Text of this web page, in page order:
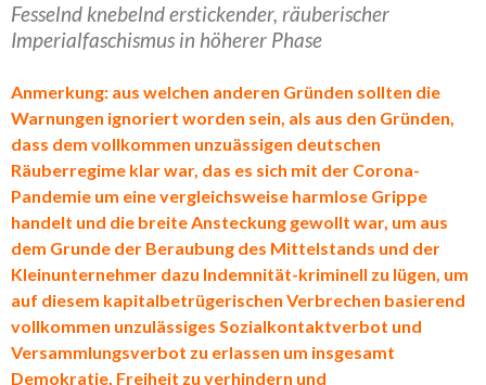
Fesselnd knebelnd erstickender, räuberischer
Imperialfaschismus in höherer Phase
Anmerkung: aus welchen anderen Gründen sollten die
Warnungen ignoriert worden sein, als aus den Gründen,
dass dem vollkommen unzuässigen deutschen
Räuberregime klar war, das es sich mit der Corona-
Pandemie um eine vergleichsweise harmlose Grippe
handelt und die breite Ansteckung gewollt war, um aus
dem Grunde der Beraubung des Mittelstands und der
Kleinunternehmer dazu Indemnität-kriminell zu lügen, um
auf diesem kapitalbetrügerischen Verbrechen basierend
vollkommen unzulässiges Sozialkontaktverbot und
Versammlungsverbot zu erlassen um insgesamt
Demokratie, Freiheit zu verhindern und